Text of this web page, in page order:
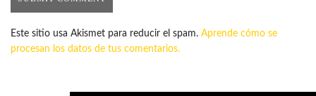
Este sitio usa Akismet para reducir el spam. Aprende cómo se
procesan los datos de tus comentarios.